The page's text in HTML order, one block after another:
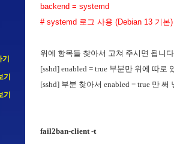
backend = systemd
# systemd 로그 사용 (Debian 13 기본)
위에 항목들 찾아서 고쳐 주시면 됩니
[sshd] enabled = true 부분만 위에 따로
[sshd] 부분 찾아서 enabled = true 만
fail2ban-client -t